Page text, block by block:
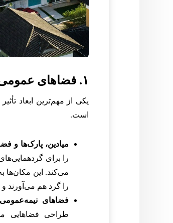
۱. فضاهای عمومی و نیمه‌عمومی: کاتالیزورهای تعامل
یکی از مهم‌ترین ابعاد
است.
میادین، پارک‌ها و
را برای
می‌کند. این مکان‌ها
را گرد هم می‌آورند
فضاهای
طراحی فضاهایی